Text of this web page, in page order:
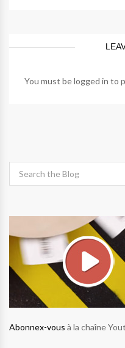
You must belogged in to
Abonnex-vous à la chaîne